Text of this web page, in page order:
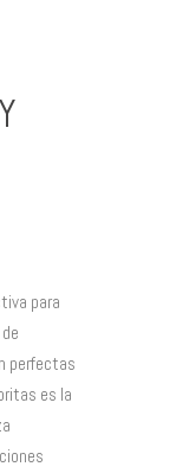
para
perfectas
es la